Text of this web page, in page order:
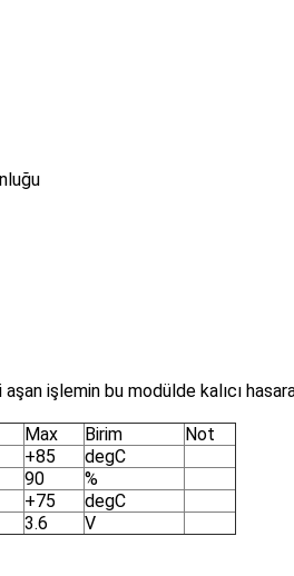
işlemin bu modülde kalıcı
Max Birim
Not
+85
degC
90
%
+75
degC
3.6 V